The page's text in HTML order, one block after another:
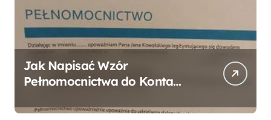
Jak Napisać Wzór
Pełnomocnictwa do Konta
Przewodnik